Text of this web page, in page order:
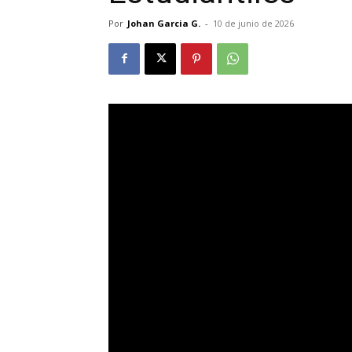
Por Johan Garcia G. - 10 de junio de 2026